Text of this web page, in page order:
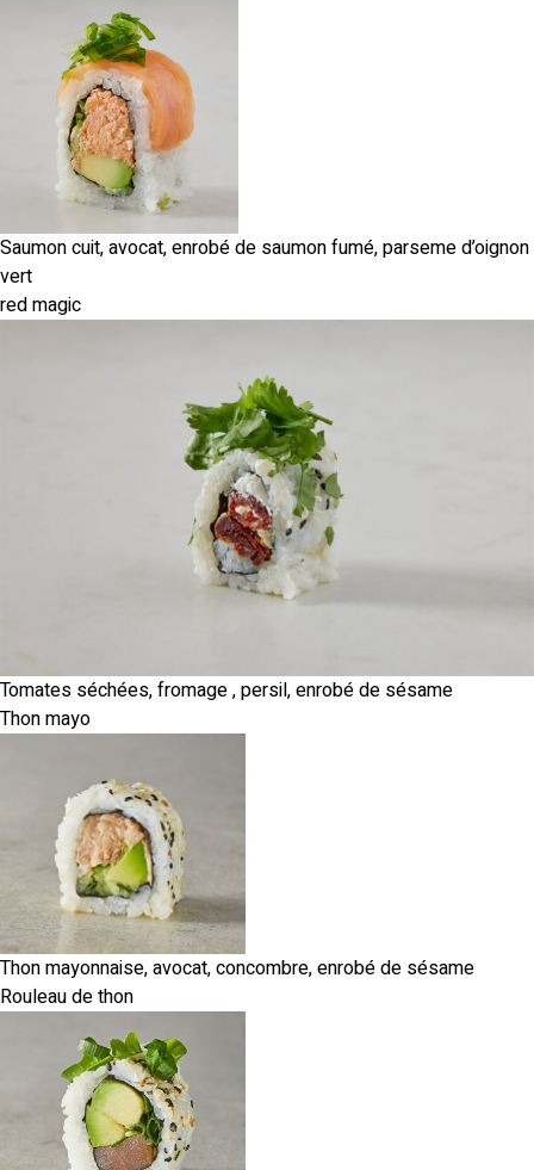
Saumon cuit, avocat, enrobé de saumon fumé, parseme d’oignon
vert
red magic
Tomates séchées, fromage , persil, enrobé de sésame
Thon mayo
Thon mayonnaise, avocat, concombre, enrobé de sésame
Rouleau de thon